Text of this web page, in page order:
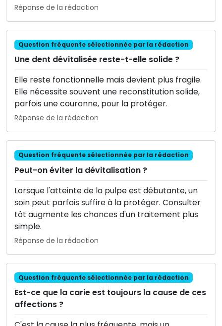
Réponse de la rédaction
Question fréquente sélectionnée par la rédaction
Une dent dévitalisée reste-t-elle solide ?
Elle reste fonctionnelle mais devient plus fragile.
Elle nécessite souvent une reconstitution solide,
parfois une couronne, pour la protéger.
Réponse de la rédaction
Question fréquente sélectionnée par la rédaction
Peut-on éviter la dévitalisation ?
Lorsque l'atteinte de la pulpe est débutante, un
soin peut parfois suffire à la protéger. Consulter
tôt augmente les chances d'un traitement plus
simple.
Réponse de la rédaction
Question fréquente sélectionnée par la rédaction
Est-ce que la carie est toujours la cause de ces
affections ?